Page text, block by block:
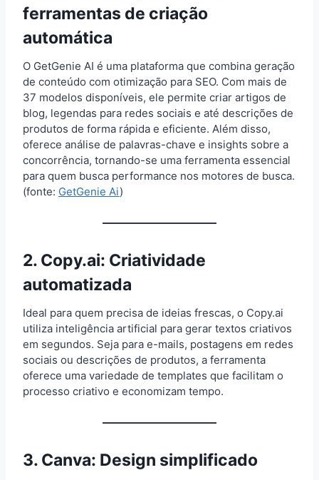
ferramentas de criação
automática
O GetGenie AI é uma plataforma que combina geração
de conteúdo com otimização para SEO. Com mais de
37 modelos disponíveis, ele permite criar artigos de
blog, legendas para redes sociais e até descrições de
produtos de forma rápida e eficiente. Além disso,
oferece análise de palavras-chave e insights sobre a
concorrência, tornando-se uma ferramenta essencial
para quem busca performance nos motores de busca.
(fonte: GetGenie Ai)
2. Copy.ai: Criatividade
automatizada
Ideal para quem precisa de ideias frescas, o Copy.ai
utiliza inteligência artificial para gerar textos criativos
em segundos. Seja para e-mails, postagens em redes
sociais ou descrições de produtos, a ferramenta
oferece uma variedade de templates que facilitam o
processo criativo e economizam tempo.
3. Canva: Design simplificado